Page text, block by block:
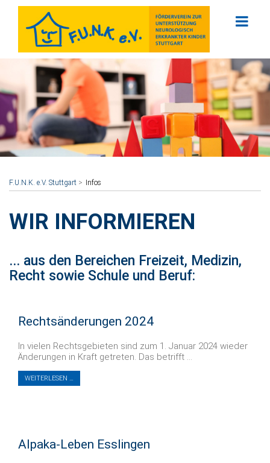
F.U.N.K. e.V. Stuttgart Infos
WIR INFORMIEREN
... aus den Bereichen Freizeit, Medizin,
Recht sowie Schule und Beruf:
Rechtsänderungen 2024
In vielen Rechtsgebieten sind zum 1. Januar 2024 wieder
Änderungen in Kraft getreten. Das betrifft ...
WEITERLESEN …
Alpaka-Leben Esslingen